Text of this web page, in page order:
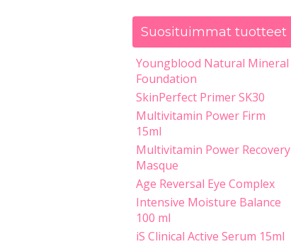
Suosituimmat tuotteet
Youngblood Natural Mineral
Foundation
SkinPerfect Primer SK30
Multivitamin Power Firm
15ml
Multivitamin Power Recovery
Masque
Age Reversal Eye Complex
Intensive Moisture Balance
100 ml
iS Clinical Active Serum 15ml